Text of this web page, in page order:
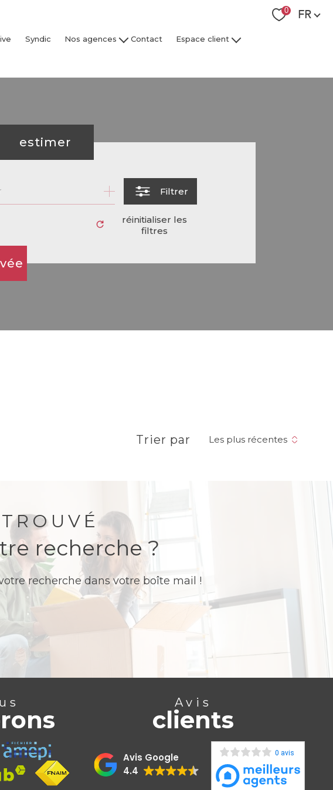
0 FR
Syndic Nos agences Contact Espace client
Espace Client Gestion Locative
estimer
Filtrer
réinitialiser les
filtres
Trier par Les plus récentes
recherche ?
recherche dans votre boîte mail !
Avis
clients
Avis Google
4.4
0 avis